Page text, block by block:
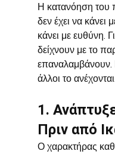
Η κατανόηση του
δεν έχει να κάνει
κάνει με ευθύνη.
δείχνουν με το
επαναλαμβάνουν.
άλλοι το ανέχονται.
1.
Πριν από
Ο χαρακτήρας